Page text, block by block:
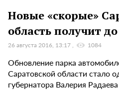
Новые «скорые»
область получит
26 августа 2016, 13:17 1084
Обновление парка
Саратовской области стало
губернатора Валерия